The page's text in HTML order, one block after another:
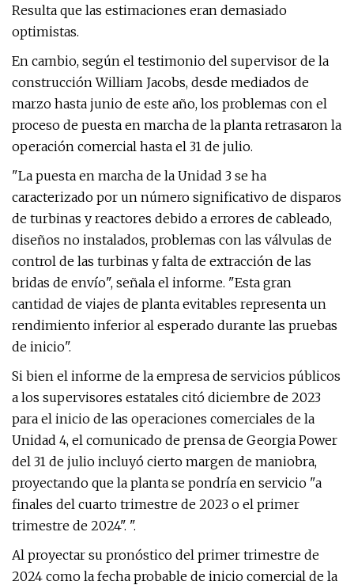
Resulta que las estimaciones eran demasiado
optimistas.
En cambio, según el testimonio del supervisor de la
construcción William Jacobs, desde mediados de
marzo hasta junio de este año, los problemas con el
proceso de puesta en marcha de la planta retrasaron la
operación comercial hasta el 31 de julio.
"La puesta en marcha de la Unidad 3 se ha
caracterizado por un número significativo de disparos
de turbinas y reactores debido a errores de cableado,
diseños no instalados, problemas con las válvulas de
control de las turbinas y falta de extracción de las
bridas de envío", señala el informe. "Esta gran
cantidad de viajes de planta evitables representa un
rendimiento inferior al esperado durante las pruebas
de inicio".
Si bien el informe de la empresa de servicios públicos
a los supervisores estatales citó diciembre de 2023
para el inicio de las operaciones comerciales de la
Unidad 4, el comunicado de prensa de Georgia Power
del 31 de julio incluyó cierto margen de maniobra,
proyectando que la planta se pondría en servicio "a
finales del cuarto trimestre de 2023 o el primer
trimestre de 2024". ".
Al proyectar su pronóstico del primer trimestre de
2024 como la fecha probable de inicio comercial de la